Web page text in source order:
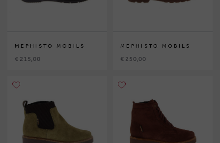
MEPHISTO MOBILS
€ 215,00
MEPHISTO MOBILS
€ 250,00